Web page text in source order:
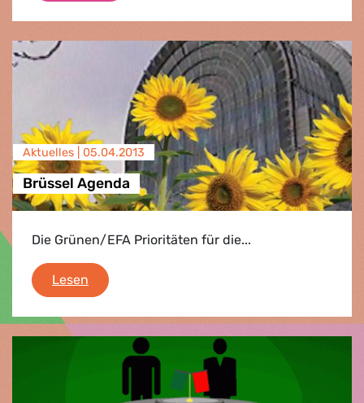
Aktuelles | 05.04.2013
Brüssel Agenda
Die Grünen/EFA Prioritäten für die...
Lesen Brüssel Agenda